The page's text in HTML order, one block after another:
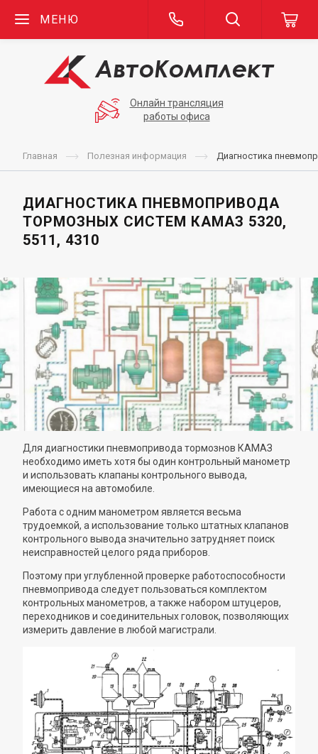
МЕНЮ
Онлайн трансляция
работы офиса
Главная Полезная информация Диагностика
ДИАГНОСТИКА ПНЕВМОПРИВОДА
ТОРМОЗНЫХ СИСТЕМ КАМАЗ 5320,
5511, 4310
Для диагностики пневмопривода тормознов КАМАЗ
необходимо иметь хотя бы один контрольный манометр
и использовать клапаны контрольного вывода,
имеющиеся на автомобиле.
Работа с одним манометром является весьма
трудоемкой, а использование только штатных клапанов
контрольного вывода значительно затрудняет поиск
неисправностей целого ряда приборов.
Поэтому при углубленной проверке работоспособности
пневмопривода следует пользоваться комплектом
контрольных манометров, а также набором штуцеров,
переходников и соединительных головок, позволяющих
измерить давление в любой магистрали.